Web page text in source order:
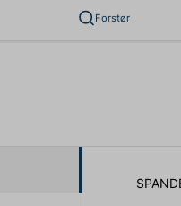
Forstør